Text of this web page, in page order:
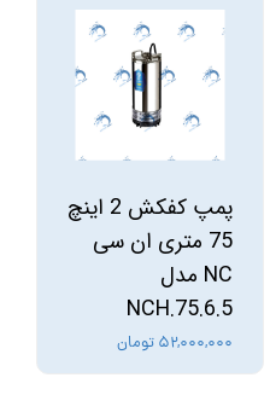
پمپ کفکش 2 اینچ
75 متری ان سی
NC مدل
NCH.75.6.5
۵۲,۰۰۰,۰۰۰ تومان